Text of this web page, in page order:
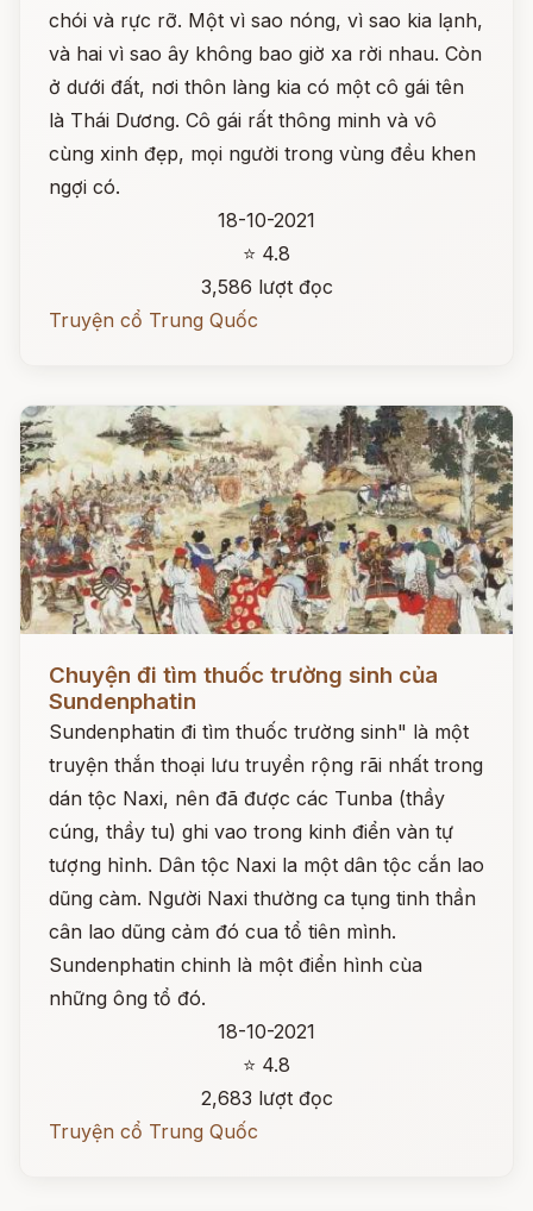
chói và rực rỡ. Một vì sao nóng, vì sao kia lạnh,
và hai vì sao ây không bao giờ xa rời nhau. Còn
ở dưới đất, nơi thôn làng kia có một cô gái tên
là Thái Dương. Cô gái rất thông minh và vô
cùng xinh đẹp, mọi người trong vùng đều khen
ngợi có.
18-10-2021
⭐ 4.8
3,586 lượt đọc
Truyện cổ Trung Quốc
Chuyện đi tìm thuốc trường sinh của
Sundenphatin
Sundenphatin đi tìm thuốc trường sinh" là một
truyện thắn thoại lưu truyền rộng rãi nhất trong
dán tộc Naxi, nên đã được các Tunba (thầy
cúng, thầy tu) ghi vao trong kinh điển vàn tự
tượng hỉnh. Dân tộc Naxi la một dân tộc cắn lao
dũng càm. Người Naxi thường ca tụng tinh thần
cân lao dũng cảm đó cua tổ tiên mình.
Sundenphatin chinh là một điển hình cùa
những ông tổ đó.
18-10-2021
⭐ 4.8
2,683 lượt đọc
Truyện cổ Trung Quốc